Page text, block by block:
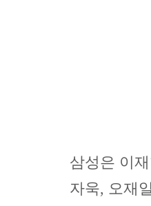
삼성은 이
자욱, 오재